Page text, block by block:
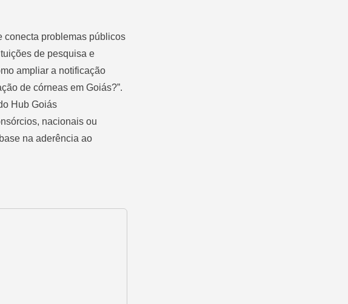
conecta problemas públicos
de pesquisa e
ampliar a notificação
de córneas em Goiás?”.
Hub Goiás
nacionais ou
na aderência ao